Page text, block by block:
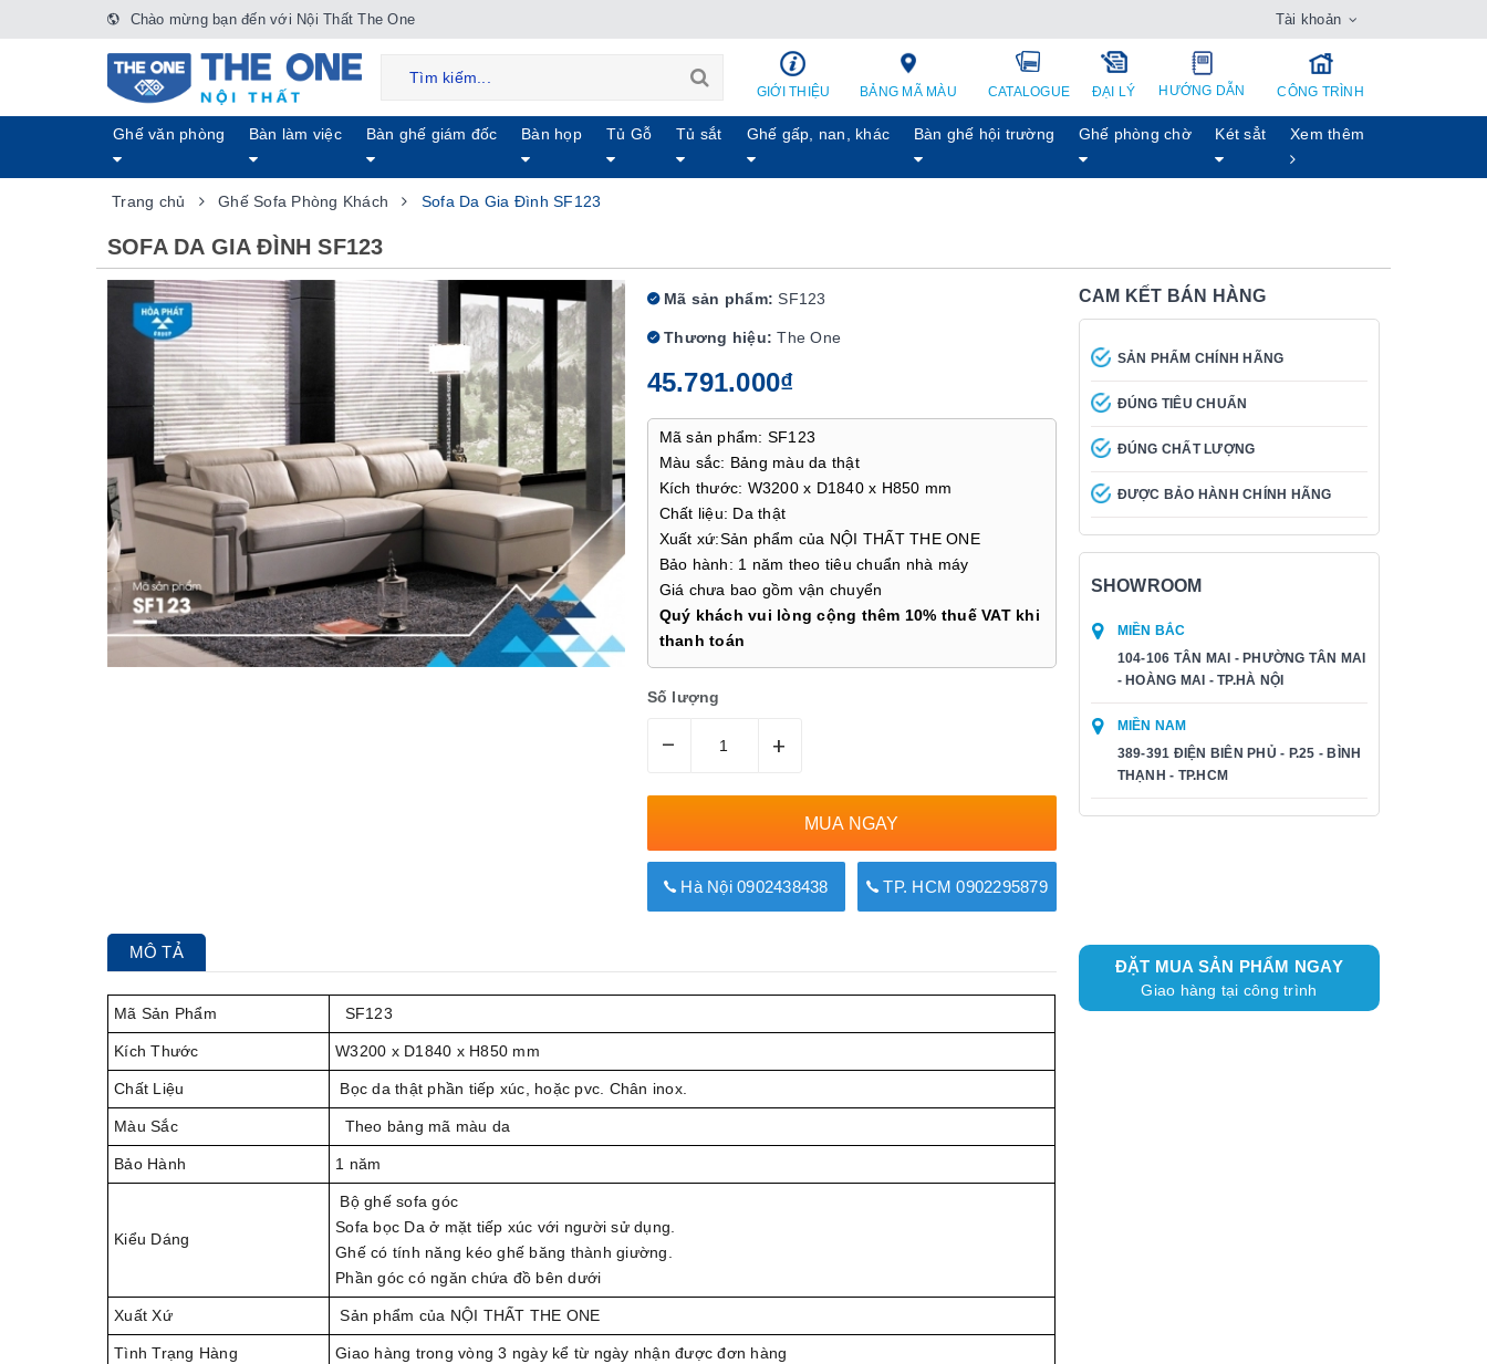
Chào mừng bạn đến với Nội Thất The One Tài khoản
GIỚI THIỆU BẢNG MÃ MÀU CATALOGUE ĐẠI LÝ HƯỚNG DẪN CÔNG TRÌNH
Ghế văn phòng Bàn làm việc Bàn ghế giám đốc Bàn họp Tủ Gỗ Tủ sắt Ghế gấp, nan, khác Bàn ghế hội trường Ghế phòng chờ Két sẳt Xem thêm
Trang chủ Ghế Sofa Phòng Khách Sofa Da Gia Đình SF123
SOFA DA GIA ĐÌNH SF123
Mã sản phẩm: SF123
Thương hiệu: The One
45.791.000₫
Mã sản phẩm: SF123
Màu sắc: Bảng màu da thật
Kích thước: W3200 x D1840 x H850 mm
Chất liệu: Da thật
Xuất xứ:Sản phẩm của NỘI THẤT THE ONE
Bảo hành: 1 năm theo tiêu chuẩn nhà máy
Giá chưa bao gồm vận chuyển
Quý khách vui lòng cộng thêm 10% thuế VAT khi
thanh toán
Số lượng
– +
MUA NGAY
Hà Nội 0902438438 TP. HCM 0902295879
CAM KẾT BÁN HÀNG
SẢN PHẨM CHÍNH HÃNG
ĐÚNG TIÊU CHUẨN
ĐÚNG CHẤT LƯỢNG
ĐƯỢC BẢO HÀNH CHÍNH HÃNG
SHOWROOM
MIỀN BẮC
104-106 TÂN MAI - PHƯỜNG TÂN MAI
- HOÀNG MAI - TP.HÀ NỘI
MIỀN NAM
389-391 ĐIỆN BIÊN PHỦ - P.25 - BÌNH
THẠNH - TP.HCM
MÔ TẢ
Mã Sản Phẩm SF123
Kích Thước W3200 x D1840 x H850 mm
Chất Liệu Bọc da thật phần tiếp xúc, hoặc pvc. Chân inox.
Màu Sắc Theo bảng mã màu da
Bảo Hành 1 năm
Kiểu Dáng
Bộ ghế sofa góc
Sofa bọc Da ở mặt tiếp xúc với người sử dụng.
Ghế có tính năng kéo ghế băng thành giường.
Phần góc có ngăn chứa đồ bên dưới
Xuất Xứ Sản phẩm của NỘI THẤT THE ONE
Tình Trạng Hàng Giao hàng trong vòng 3 ngày kể từ ngày nhận được đơn hàng
ĐẶT MUA SẢN PHẨM NGAY
Giao hàng tại công trình